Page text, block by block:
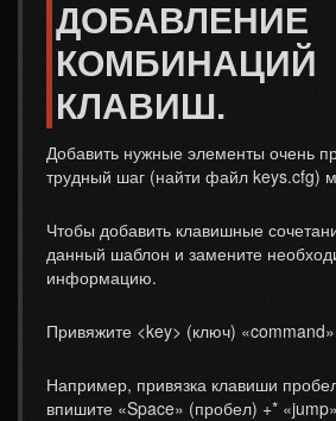
ДОБАВЛЕНИЕ
КОМБИНАЦИЙ
КЛАВИШ.
Добавить нужные элементы очень
трудный шаг (найти файл keys.cfg)
Чтобы добавить клавишные
данный шаблон и замените
информацию.
Привяжите <key> (ключ)
Например, привязка клавиши
впишите «Space» (пробел) +*